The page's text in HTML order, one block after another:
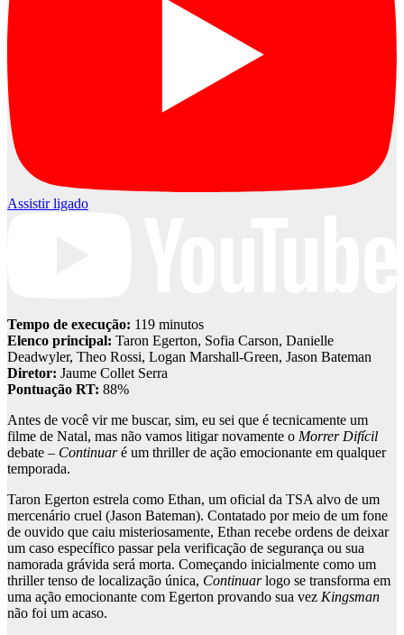
Assistir ligado
Tempo de execução: 119 minutos
Elenco principal: Taron Egerton, Sofia Carson, Danielle
Deadwyler, Theo Rossi, Logan Marshall-Green, Jason Bateman
Diretor: Jaume Collet Serra
Pontuação RT: 88%
Antes de você vir me buscar, sim, eu sei que é tecnicamente um
filme de Natal, mas não vamos litigar novamente o Morrer Difícil
debate – Continuaré um thriller de ação emocionante em qualquer
temporada.
Taron Egerton estrela como Ethan, um oficial da TSA alvo de um
mercenário cruel (Jason Bateman). Contatado por meio de um fone
de ouvido que caiu misteriosamente, Ethan recebe ordens de deixar
um caso específico passar pela verificação de segurança ou sua
namorada grávida será morta. Começando inicialmente como um
thriller tenso de localização única, Continuarlogo se transforma em
uma ação emocionante com Egerton provando sua vez Kingsman
não foi um acaso.